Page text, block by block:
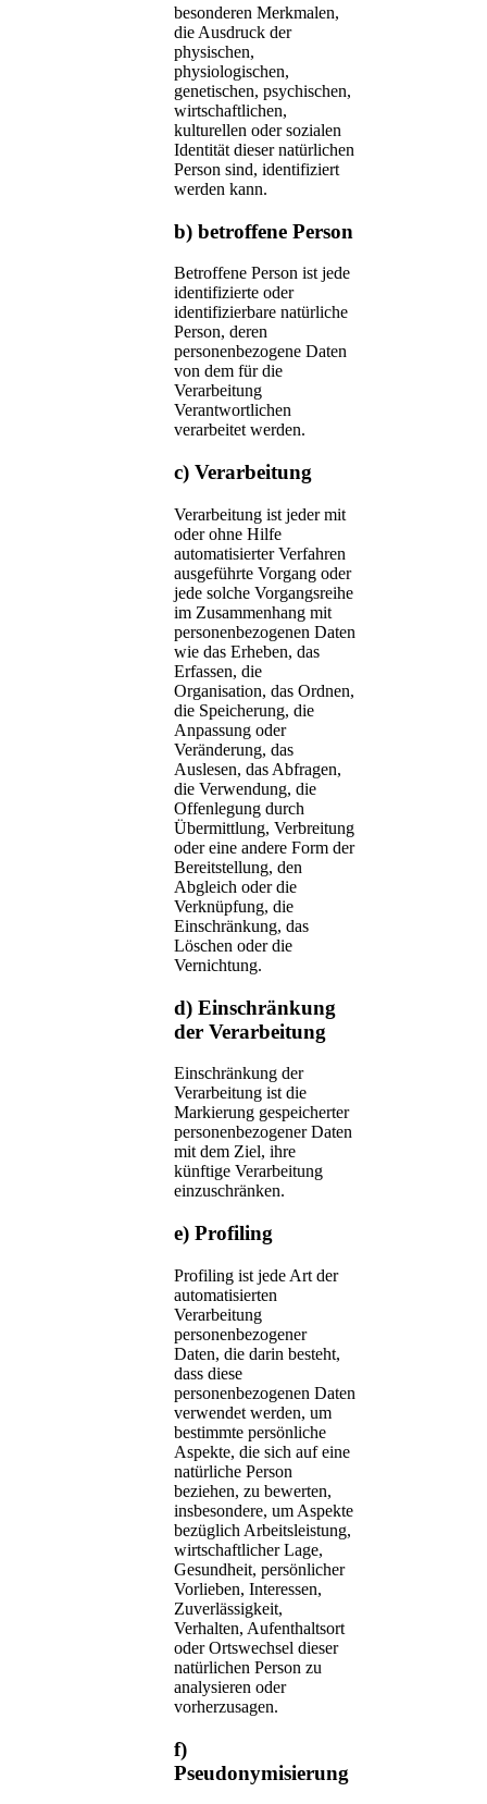
besonderen Merkmalen,
die Ausdruck der
physischen,
physiologischen,
genetischen, psychischen,
wirtschaftlichen,
kulturellen oder sozialen
Identität dieser natürlichen
Person sind, identifiziert
werden kann.
b) betroffene Person
Betroffene Person ist jede
identifizierte oder
identifizierbare natürliche
Person, deren
personenbezogene Daten
von dem für die
Verarbeitung
Verantwortlichen
verarbeitet werden.
c) Verarbeitung
Verarbeitung ist jeder mit
oder ohne Hilfe
automatisierter Verfahren
ausgeführte Vorgang oder
jede solche Vorgangsreihe
im Zusammenhang mit
personenbezogenen Daten
wie das Erheben, das
Erfassen, die
Organisation, das Ordnen,
die Speicherung, die
Anpassung oder
Veränderung, das
Auslesen, das Abfragen,
die Verwendung, die
Offenlegung durch
Übermittlung, Verbreitung
oder eine andere Form der
Bereitstellung, den
Abgleich oder die
Verknüpfung, die
Einschränkung, das
Löschen oder die
Vernichtung.
d) Einschränkung
der Verarbeitung
Einschränkung der
Verarbeitung ist die
Markierung gespeicherter
personenbezogener Daten
mit dem Ziel, ihre
künftige Verarbeitung
einzuschränken.
e) Profiling
Profiling ist jede Art der
automatisierten
Verarbeitung
personenbezogener
Daten, die darin besteht,
dass diese
personenbezogenen Daten
verwendet werden, um
bestimmte persönliche
Aspekte, die sich auf eine
natürliche Person
beziehen, zu bewerten,
insbesondere, um Aspekte
bezüglich Arbeitsleistung,
wirtschaftlicher Lage,
Gesundheit, persönlicher
Vorlieben, Interessen,
Zuverlässigkeit,
Verhalten, Aufenthaltsort
oder Ortswechsel dieser
natürlichen Person zu
analysieren oder
vorherzusagen.
f)
Pseudonymisierung